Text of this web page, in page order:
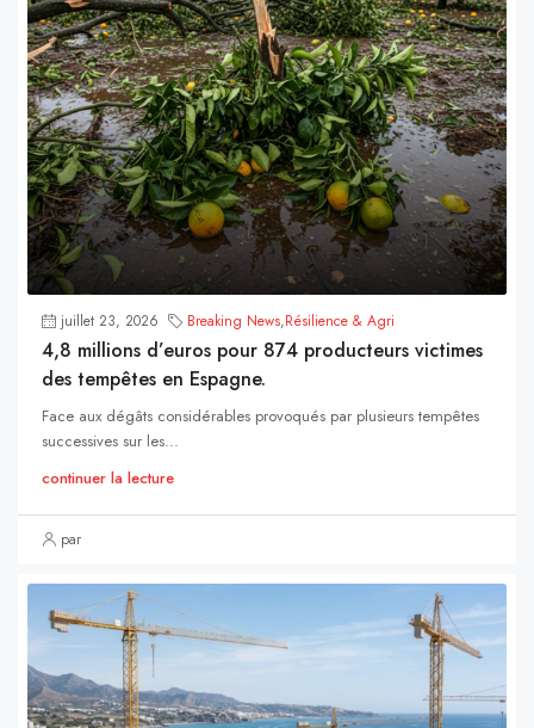
juillet 23, 2026 Breaking News,Résilience & Agri
4,8 millions d’euros pour 874 producteurs victimes
des tempêtes en Espagne.
Face aux dégâts considérables provoqués par plusieurs tempêtes
successives sur les...
continuer la lecture
par